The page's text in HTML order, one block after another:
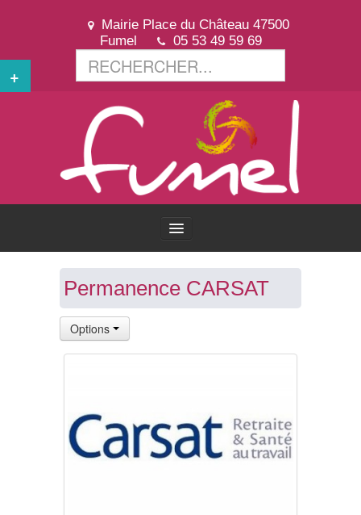
Mairie Place du Château 47500
Fumel
05 53 49 59 69
ACCUEIL
VOTRE VILLE
VOTRE MAIRIE
VIE SCOLAIRE
Permanence CARSAT
Options
+